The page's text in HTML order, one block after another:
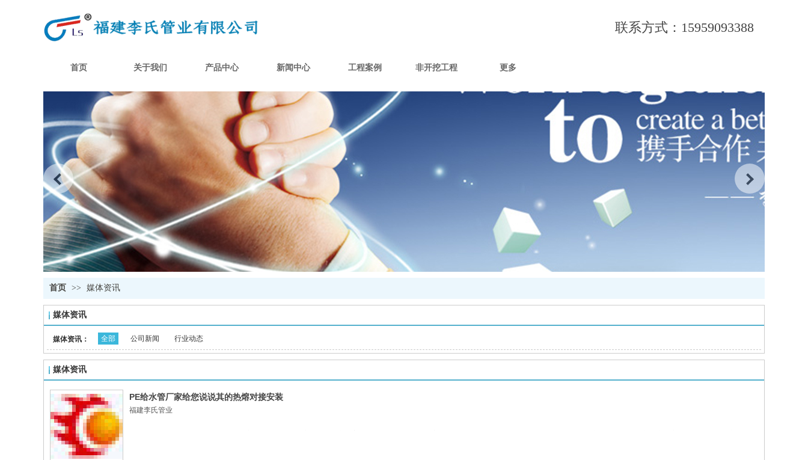
联系方式：15959093388
首页 关于我们 产品中心 新闻中心 工程案例 非开挖工程 更多
首页 >> 媒体资讯
媒体资讯
媒体资讯： 全部 公司新闻 行业动态
媒体资讯
PE给水管厂家给您说说其的热熔对接安装
福建李氏管业